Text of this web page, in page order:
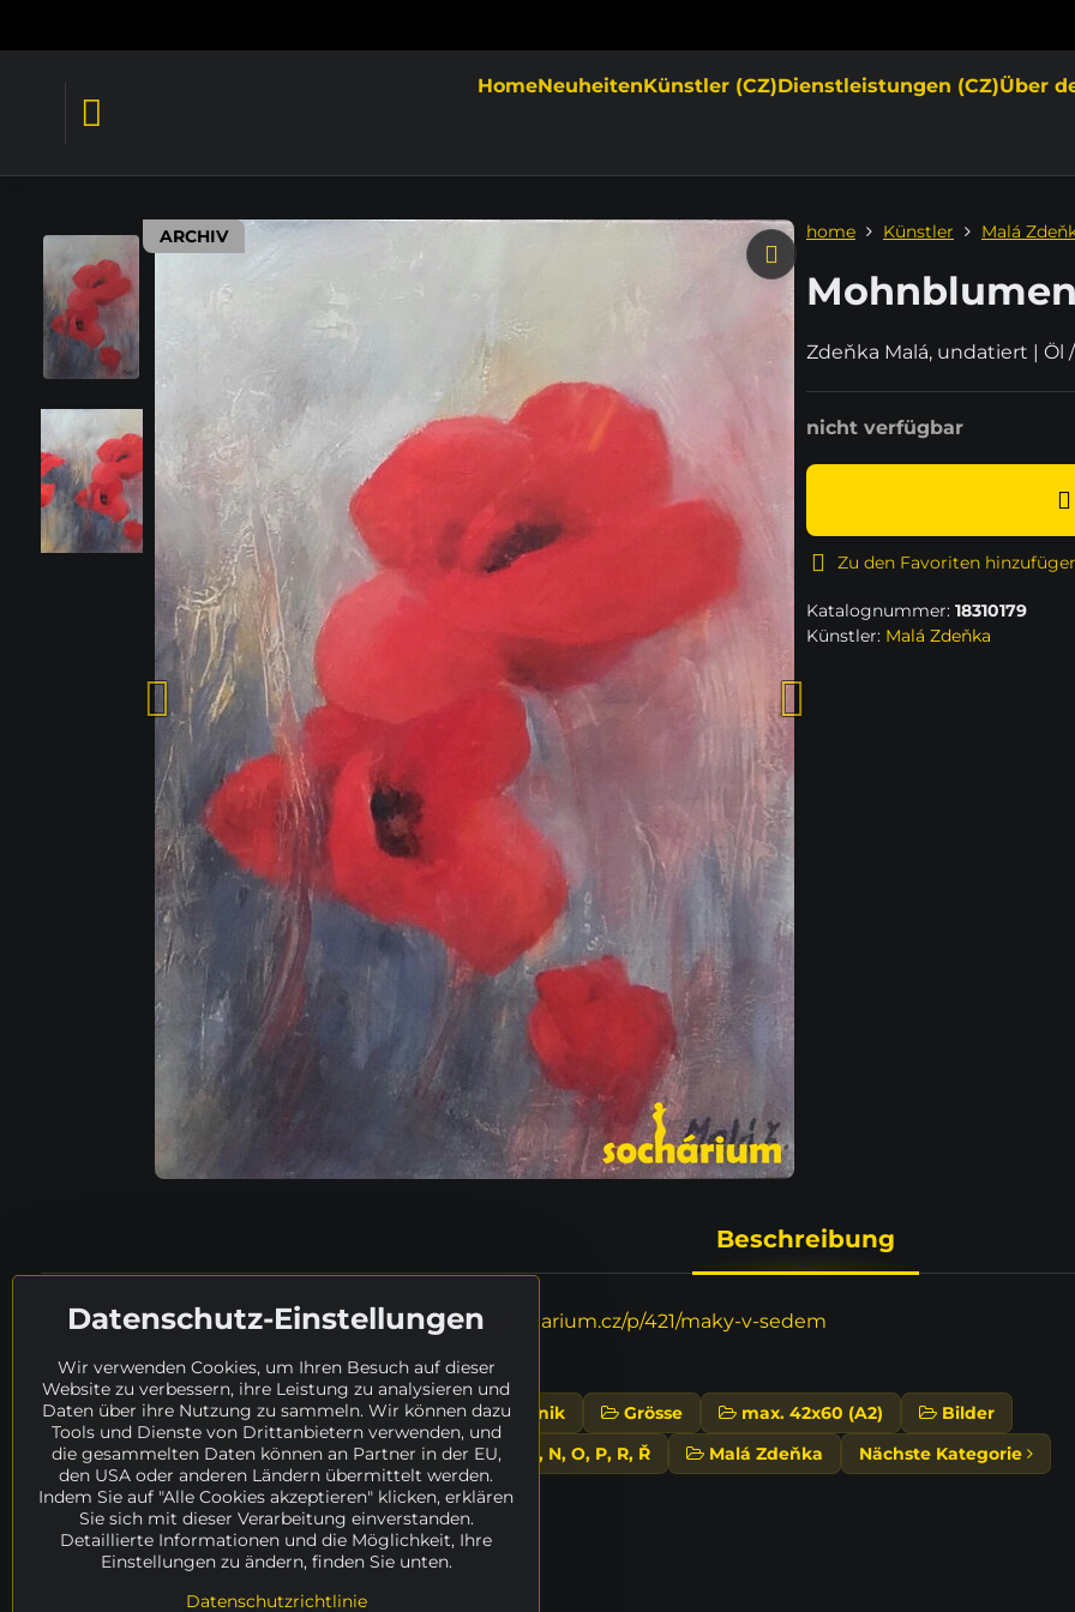
HomeNeuheitenKünstler (CZ)Dienstleistungen (CZ)Über
ARCHIV home Künstler Malá
Zdeňka Malá, undatiert |
nicht verfügbar
Zu den Favoriten
Katalognummer: 18310179
Künstler: Malá Zdeňka
Beschreibung
Weitere Details in tschechischer Sprache:www.socharium.cz/p/421/maky-v-sedem
Wo weiter suchen?
Malá Zdeňka Suche Katalog Technik Grösse max. 42x60 (A2)
Bilder
Verfügbarkeit
ARCHIV Künstler M, N, O, P, R, Ř Malá Zdeňka Nächste Kategorie
Datenschutz-Einstellungen
Wir verwenden Cookies, um Ihren Besuch auf dieser
Website zu verbessern, ihre Leistung zu analysieren und
Daten über ihre Nutzung zu sammeln. Wir können dazu
Tools und Dienste von Drittanbietern verwenden, und
die gesammelten Daten können an Partner in der EU,
den USA oder anderen Ländern übermittelt werden.
Indem Sie auf "Alle Cookies akzeptieren" klicken, erklären
Sie sich mit dieser Verarbeitung einverstanden.
Detaillierte Informationen und die Möglichkeit, Ihre
Einstellungen zu ändern, finden Sie unten.
Datenschutzrichtlinie